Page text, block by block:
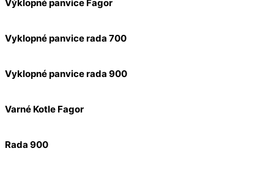
Výklopné panvice Fagor
Vyklopné panvice rada 700
Vyklopné panvice rada 900
Varné Kotle Fagor
Rada 900